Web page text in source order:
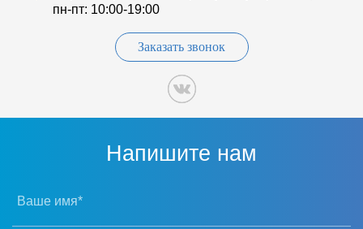
пн-пт: 10:00-19:00
Заказать звонок
Напишите нам
Ваше имя*